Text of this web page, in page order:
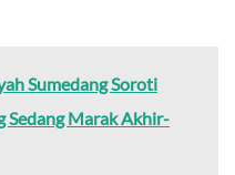
Sumedang Soroti
Sedang Marak Akhir-